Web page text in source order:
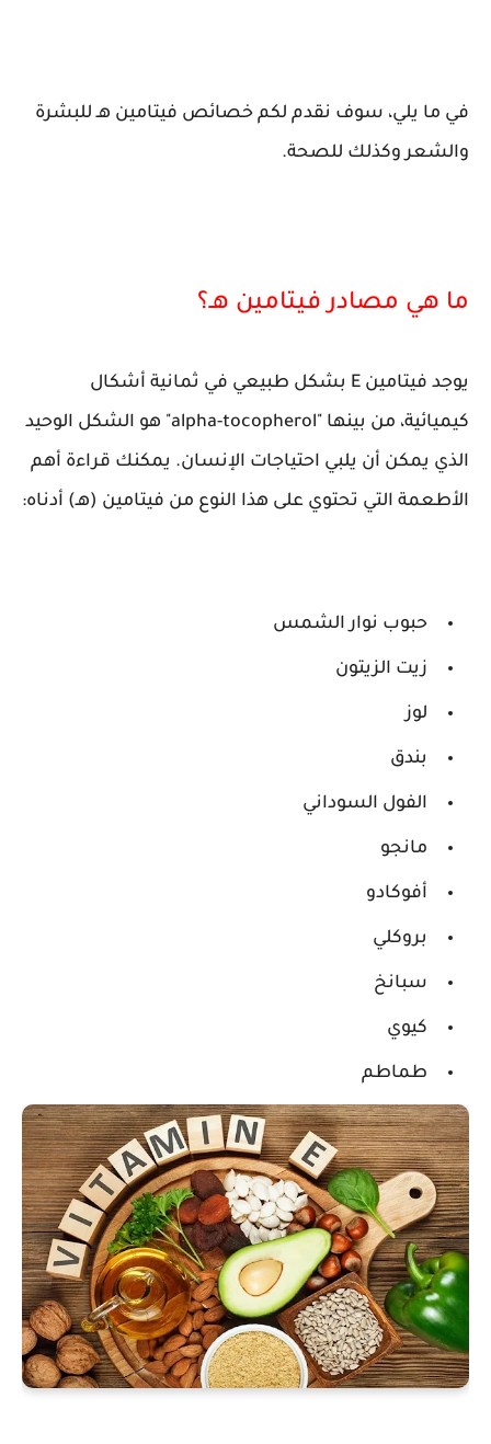
في ما يلي، سوف نقدم لكم خصائص فيتامين هـ للبشرة
والشعر وكذلك للصحة.
ما هي مصادر فيتامين هـ؟
يوجد فيتامين E بشكل طبيعي في ثمانية أشكال
كيميائية، من بينها "alpha-tocopherol" هو الشكل الوحيد
الذي يمكن أن يلبي احتياجات الإنسان. يمكنك قراءة أهم
الأطعمة التي تحتوي على هذا النوع من فيتامين (هـ) أدناه:
حبوب نوار الشمس
زيت الزيتون
لوز
بندق
الفول السوداني
مانجو
أفوكادو
بروكلي
سبانخ
كيوي
طماطم